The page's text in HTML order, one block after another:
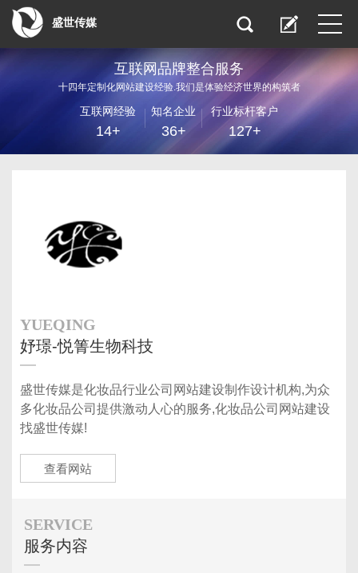
盛世传媒
互联网品牌整合服务
十四年定制化网站建设经验.我们是体验经济世界的构筑者
互联网经验
14+
知名企业
36+
行业标杆客户
127+
YUEQING
妤璟-悦箐生物科技
盛世传媒是化妆品行业公司网站建设制作设计机构,为众
多化妆品公司提供激动人心的服务,化妆品公司网站建设
找盛世传媒!
查看网站
SERVICE
服务内容